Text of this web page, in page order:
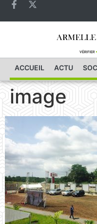
ACCUEIL ACTU
image